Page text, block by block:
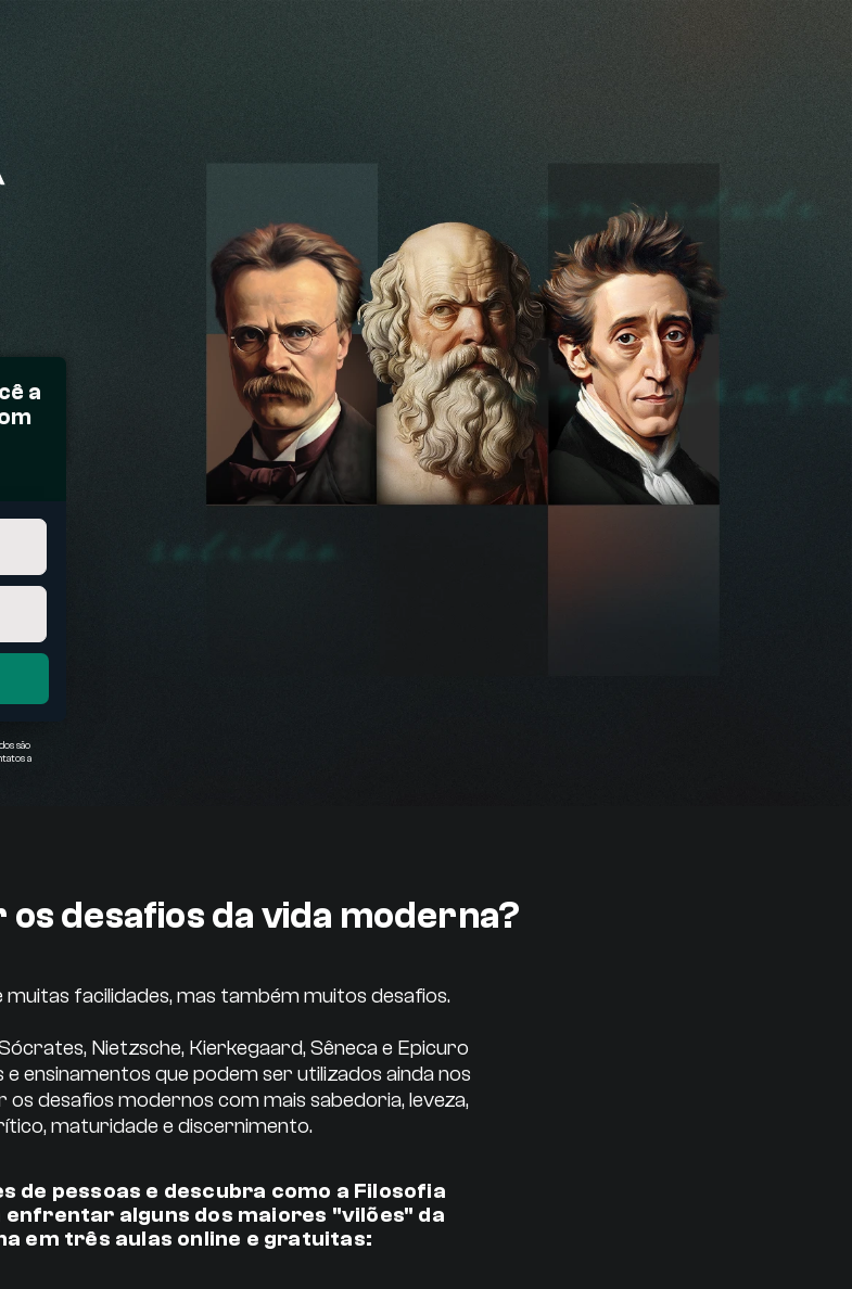
a
são
a
desafios da vida moderna?
facilidades, mas também muitos desafios.
Nietzsche, Kierkegaard, Sêneca e Epicuro
ensinamentos que podem ser utilizados ainda nos
os desafios modernos com mais sabedoria, leveza,
maturidade e discernimento.
de pessoas e descubra como a Filosofia
enfrentar alguns dos maiores "vilões" da
em três aulas online e gratuitas: